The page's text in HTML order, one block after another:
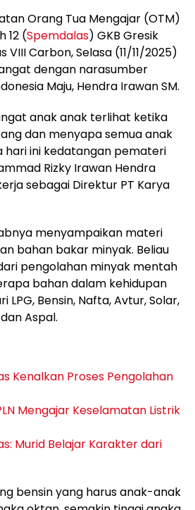
Orang Tua Mengajar (OTM)
12 (Spemdalas) GKB Gresik
VIII Carbon, Selasa (11/11/2025)
dengan narasumber
Maju, Hendra Irawan SM.
anak anak terlihat ketika
dan menyapa semua anak
hari ini kedatangan pemateri
Rizky Irawan Hendra
sebagai Direktur PT Karya
menyampaikan materi
bahan bakar minyak. Beliau
pengolahan minyak mentah
bahan dalam kehidupan
Bensin, Nafta, Avtur, Solar,
Aspal.
Kenalkan Proses Pengolahan
Mengajar Keselamatan Listrik
Murid Belajar Karakter dari
bensin yang harus anak-anak